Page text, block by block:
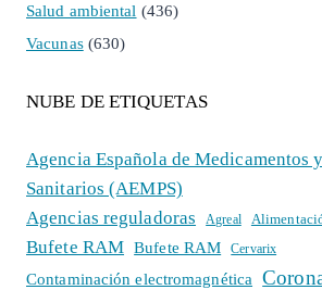
Salud ambiental (436)
Vacunas(630)
NUBE DE ETIQUETAS
Agencia Española de Medicamentos
Sanitarios (AEMPS)
Agencias reguladoras
Agreal
Bufete RAM Bufete RAM Cervarix
Contaminación electromagnética